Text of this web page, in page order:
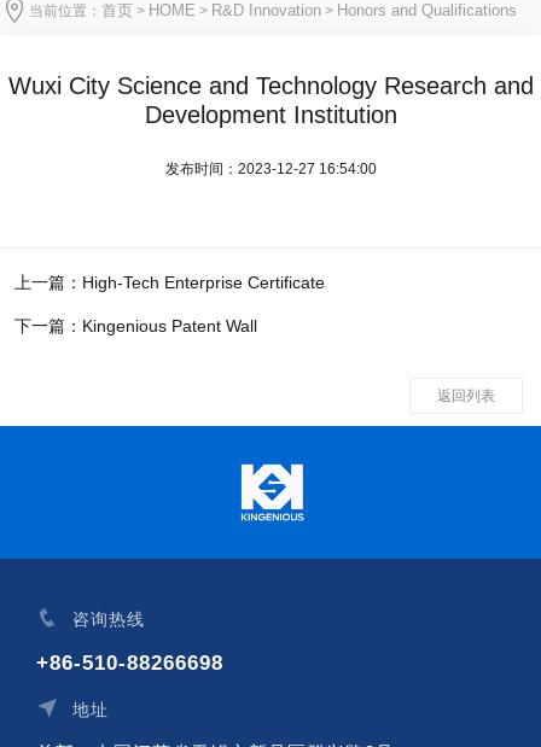
当前位置： 首页 > HOME > R&D Innovation > Honors and Qualifications
Wuxi City Science and Technology Research and
Development Institution
发布时间：2023-12-27 16:54:00
上一篇：High-Tech Enterprise Certificate
下一篇：Kingenious Patent Wall
返回列表
咨询热线
+86-510-88266698
地址